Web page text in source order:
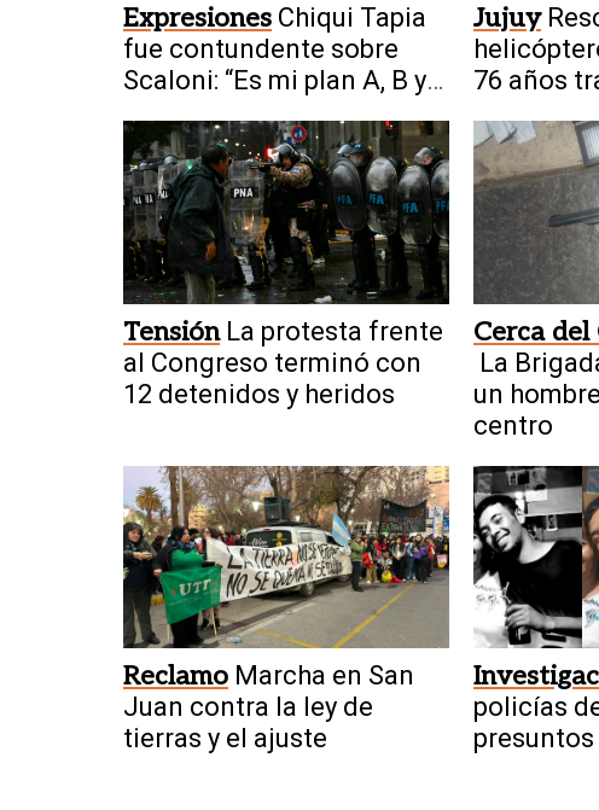
Expresiones Chiqui Tapia
fue contundente sobre
Scaloni: “Es mi plan A, B y
Jujuy
76 años
Tensión La protesta frente
al Congreso terminó con
12 detenidos y heridos
Cerca
La
un
centro
Reclamo Marcha en San
Juan contra la ley de
tierras y el ajuste
policías
presuntos